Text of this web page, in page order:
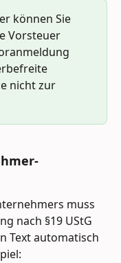
können Sie
Vorsteuer
nicht zur
muss
nach §19 UStG
Text automatisch